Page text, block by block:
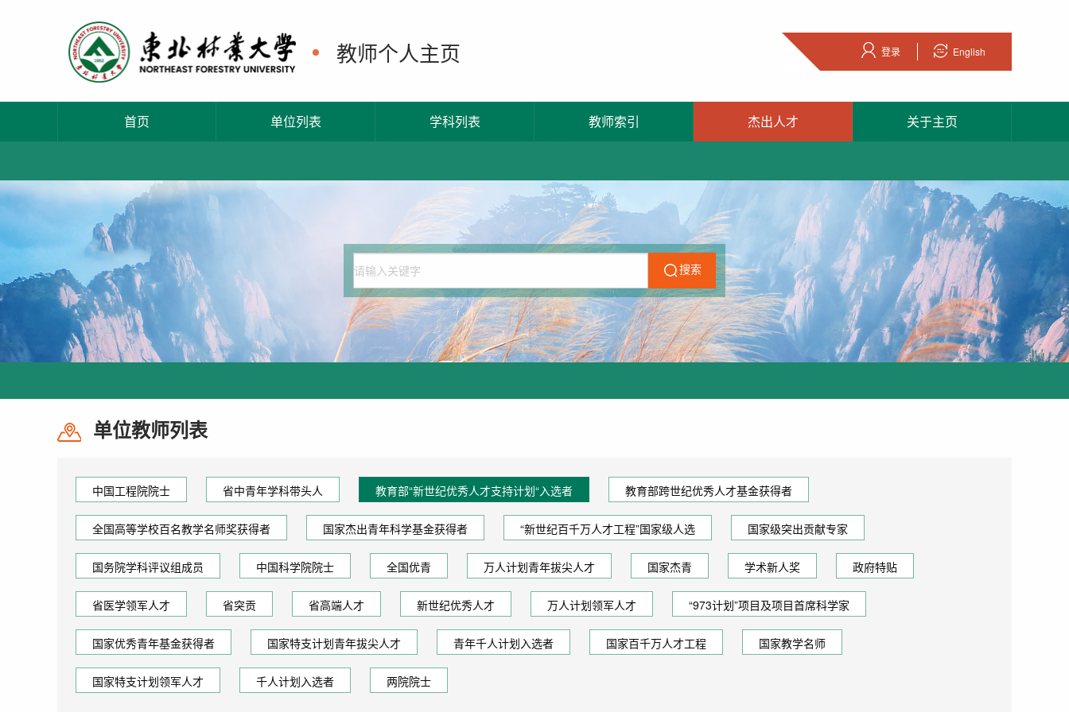
教师个人主页 登录 English
首页 单位列表 学科列表 教师索引 杰出人才 关于主页
搜索
单位教师列表
中国工程院院士 省中青年学科带头人 教育部“新世纪优秀人才支持计划“入选者 教育部跨世纪优秀人才基金获得者
全国高等学校百名教学名师奖获得者 国家杰出青年科学基金获得者 “新世纪百千万人才工程”国家级人选 国家级突出贡献专家
国务院学科评议组成员 中国科学院院士 全国优青 万人计划青年拔尖人才 国家杰青 学术新人奖 政府特贴
省医学领军人才 省突贡 省高端人才 新世纪优秀人才 万人计划领军人才 “973计划”项目及项目首席科学家
国家优秀青年基金获得者 国家特支计划青年拔尖人才 青年千人计划入选者 国家百千万人才工程 国家教学名师
国家特支计划领军人才 千人计划入选者 两院院士